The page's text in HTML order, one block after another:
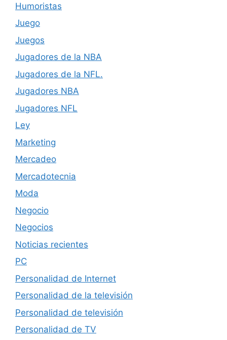
Humoristas
Juego
Juegos
Jugadores de la NBA
Jugadores de la NFL.
Jugadores NBA
Jugadores NFL
Ley
Marketing
Mercadeo
Mercadotecnia
Moda
Negocio
Negocios
Noticias recientes
PC
Personalidad de Internet
Personalidad de la televisión
Personalidad de televisión
Personalidad de TV